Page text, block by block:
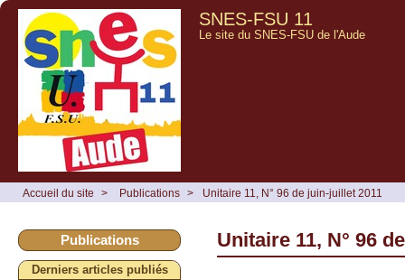
SNES-FSU 11
Le site du SNES-FSU de l'Aude
Accueil du site > Publications > Unitaire 11, N° 96 de juin-juillet 2011
Unitaire 11, N° 96
Publications
Derniers articles publiés